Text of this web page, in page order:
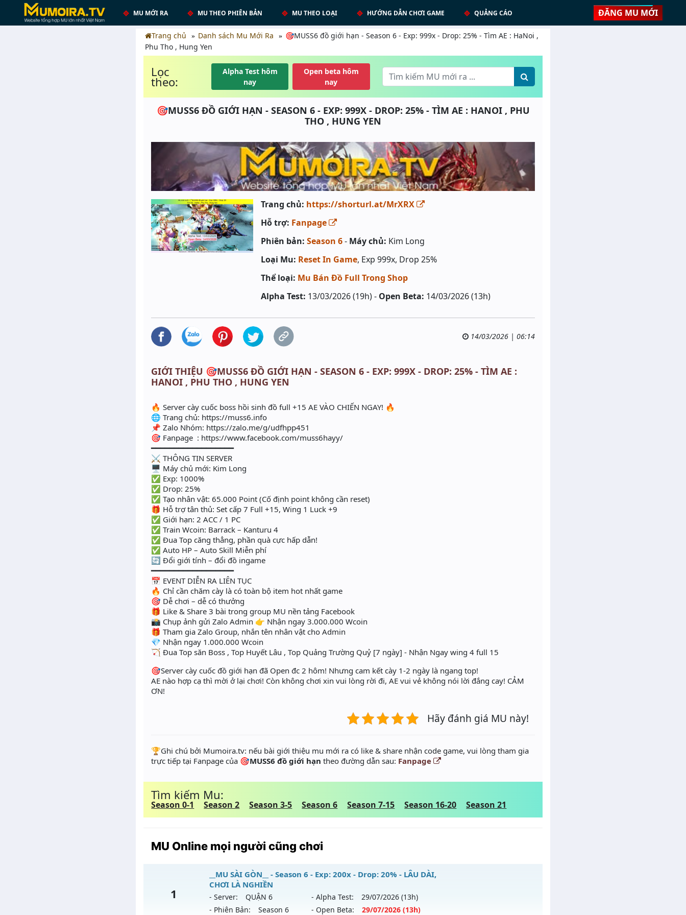
MU MỚI RA MU THEO PHIÊN BẢN MU THEO LOẠI HƯỚNG DẪN CHƠI GAME QUẢNG CÁO ĐĂNG MU MỚI
Trang chủ Danh sách Mu Mới Ra
🎯MUSS6 đồ giới hạn - Season 6 - Exp: 999x - Drop: 25% - Tìm AE : HaNoi ,
Phu Tho , Hung Yen
Lọc
theo:
Alpha Test hôm
nay
Open beta hôm
nay
🎯MUSS6 ĐỒ GIỚI HẠN - SEASON 6 - EXP: 999X - DROP: 25% - TÌM AE : HANOI , PHU
THO , HUNG YEN
Trang chủ: https://shorturl.at/MrXRX
Hỗ trợ: Fanpage
Phiên bản: Season 6- Máy chủ: Kim Long
Loại Mu: Reset In Game, Exp 999x, Drop 25%
Thể loại: Mu Bán Đồ Full Trong Shop
Alpha Test: 13/03/2026 (19h) - Open Beta: 14/03/2026 (13h)
14/03/2026 | 06:14
GIỚI THIỆU 🎯MUSS6 ĐỒ GIỚI HẠN - SEASON 6 - EXP: 999X - DROP: 25% - TÌM AE :
HANOI , PHU THO , HUNG YEN
🔥 Server cày cuốc boss hồi sinh đồ full +15 AE VÀO CHIẾN NGAY! 🔥
🌐 Trang chủ: https://muss6.info
📌 Zalo Nhóm: https://zalo.me/g/udfhpp451
🎯 Fanpage : https://www.facebook.com/muss6hayy/
━━━━━━━━━━━━━━━━━━
⚔️ THÔNG TIN SERVER
🖥 Máy chủ mới: Kim Long
✅ Exp: 1000%
✅ Drop: 25%
✅ Tạo nhân vật: 65.000 Point (Cố định point không cần reset)
🎁 Hỗ trợ tân thủ: Set cấp 7 Full +15, Wing 1 Luck +9
✅ Giới hạn: 2 ACC / 1 PC
✅ Train Wcoin: Barrack – Kanturu 4
✅ Đua Top căng thẳng, phần quà cực hấp dẫn!
✅ Auto HP – Auto Skill Miễn phí
🔄 Đổi giới tính – đổi đồ ingame
━━━━━━━━━━━━━━━━━━
📅 EVENT DIỄN RA LIÊN TỤC
🔥 Chỉ cần chăm cày là có toàn bộ item hot nhất game
🎯 Dễ chơi – dễ có thưởng
🎁 Like & Share 3 bài trong group MU nền tảng Facebook
📸 Chụp ảnh gửi Zalo Admin 👉 Nhận ngay 3.000.000 Wcoin
🎁 Tham gia Zalo Group, nhắn tên nhân vật cho Admin
💎 Nhận ngay 1.000.000 Wcoin
🏹 Đua Top săn Boss , Top Huyết Lâu , Top Quảng Trường Quỷ [7 ngày] - Nhận Ngay wing 4 full 15
🎯Server cày cuốc đồ giới hạn đã Open đc 2 hôm! Nhưng cam kết cày 1-2 ngày là ngang top!
AE nào hợp cạ thì mời ở lại chơi! Còn không chơi xin vui lòng rời đi, AE vui vẻ không nói lời đắng cay! CẢM
ƠN!
Hãy đánh giá MU này!
️🏆Ghi chú bởi Mumoira.tv: nếu bài giới thiệu mu mới ra có like & share nhận code game, vui lòng tham gia
trực tiếp tại Fanpage của 🎯MUSS6 đồ giới hạn theo đường dẫn sau: Fanpage
Tìm kiếm Mu:
Season 0-1 Season 2 Season 3-5 Season 6 Season 7-15 Season 16-20 Season 21
MU Online mọi người cũng chơi
1
__MU SÀI GÒN__ - Season 6 - Exp: 200x - Drop: 20% - LÂU DÀI,
CHƠI LÀ NGHIỀN
- Server: QUẬN 6 - Alpha Test: 29/07/2026 (13h)
- Phiên Bản:
Season 6 - Open Beta: 29/07/2026 (13h)